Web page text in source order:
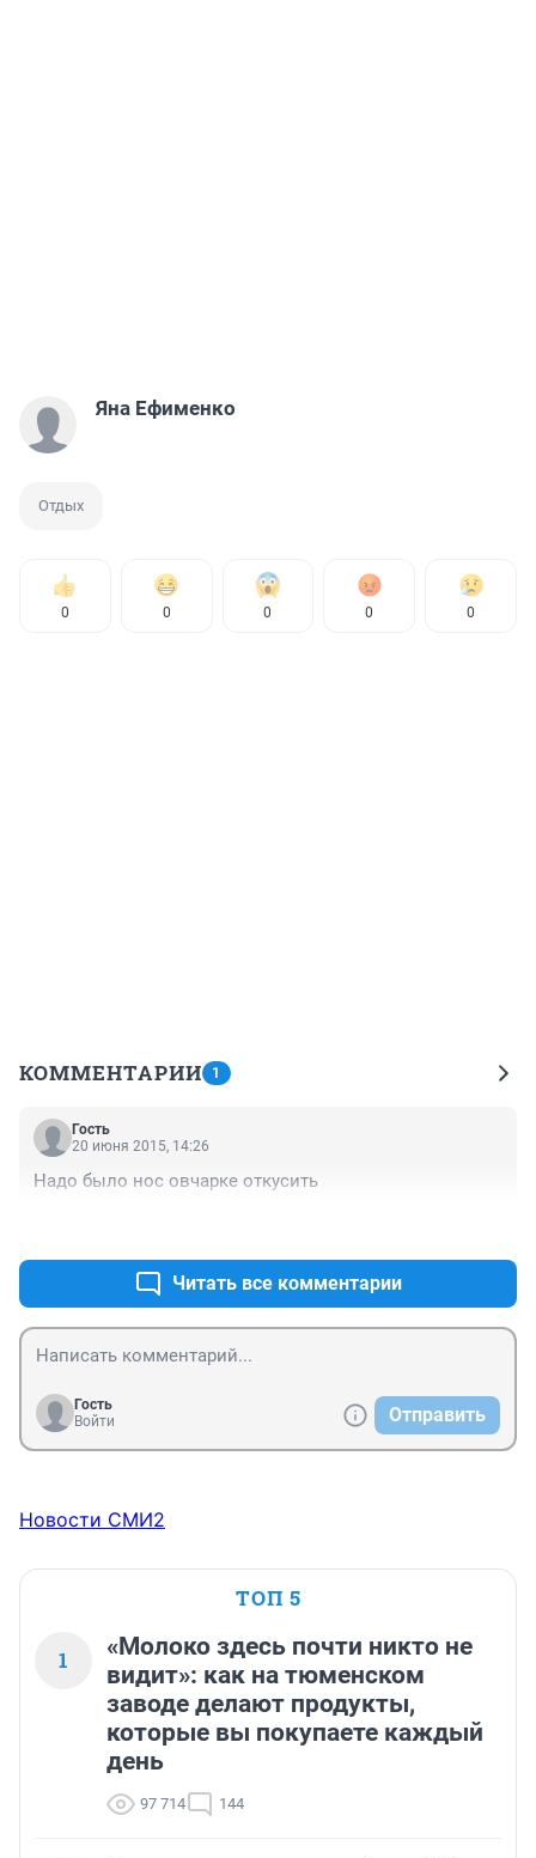
Яна Ефименко
Отдых
0 0 0 0 0
КОММЕНТАРИИ 1
Гость
20 июня 2015, 14:26
Надо было нос овчарке откусить
Читать все комментарии
Гость
Войти
Отправить
Новости СМИ2
ТОП 5
1
«Молоко здесь почти никто не
видит»: как на тюменском
заводе делают продукты,
которые вы покупаете каждый
день
97 714 144